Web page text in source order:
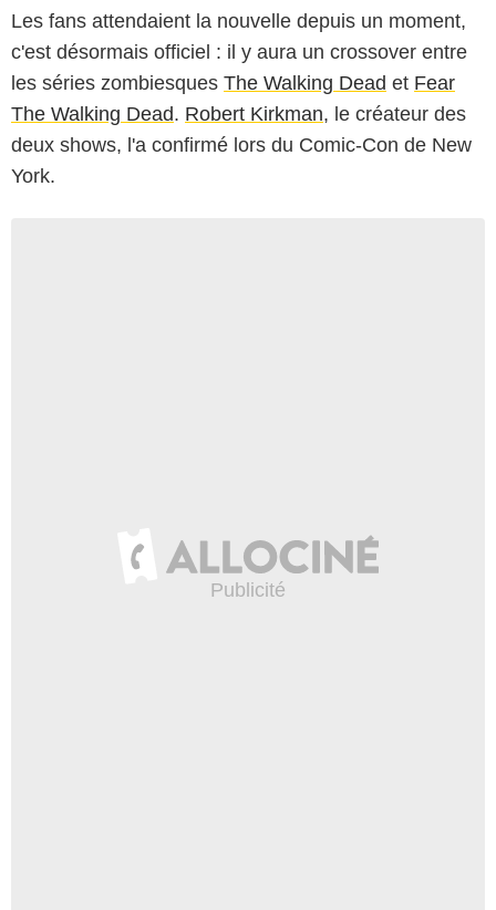
Les fans attendaient la nouvelle depuis un moment,
c'est désormais officiel : il y aura un crossover entre
les séries zombiesques The Walking Dead et Fear
The Walking Dead. Robert Kirkman, le créateur des
deux shows, l'a confirmé lors du Comic-Con de New
York.